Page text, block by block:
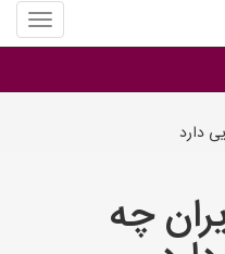
منوی
سایت
ترجمه
تایپ
دارد
چه